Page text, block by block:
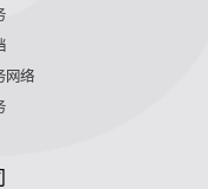
网络